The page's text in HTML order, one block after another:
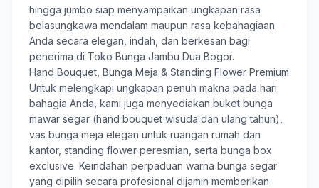
hingga jumbo siap menyampaikan ungkapan rasa
belasungkawa mendalam maupun rasa kebahagiaan
Anda secara elegan, indah, dan berkesan bagi
penerima di Toko Bunga Jambu Dua Bogor.
Hand Bouquet, Bunga Meja & Standing Flower Premium
Untuk melengkapi ungkapan penuh makna pada hari
bahagia Anda, kami juga menyediakan buket bunga
mawar segar (hand bouquet wisuda dan ulang tahun),
vas bunga meja elegan untuk ruangan rumah dan
kantor, standing flower peresmian, serta bunga box
exclusive. Keindahan perpaduan warna bunga segar
yang dipilih secara profesional dijamin memberikan